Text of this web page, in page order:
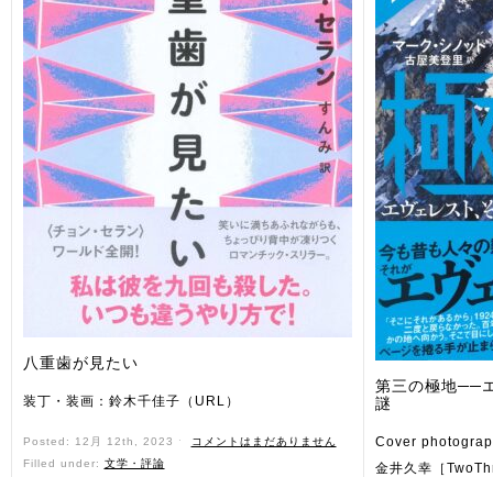
八重歯が見たい
装丁・装画：鈴木千佳子（URL）
Posted: 12月 12th, 2023 ˑ
コメントはまだありません
Filled under: 文学・評論
第三の極地──
謎
Cover
金井久幸［